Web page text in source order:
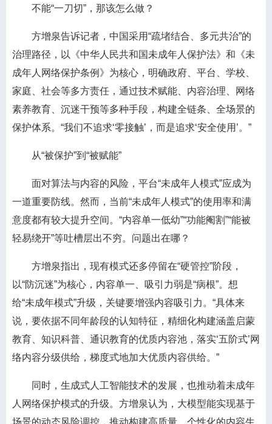
不能“一刀切”，那该怎么做？
方增泉告诉记者，中国采用“疏堵结合、多元共治”的
治理路径，以《中华人民共和国未成年人保护法》和《未
成年人网络保护条例》为核心，明确政府、平台、学校、
家庭、社会等多方责任，通过技术赋能、内容治理、网络
素养教育、沉迷干预等多种手段，构建全链条、全场景的
保护体系。“我们不追求‘零接触’，而是追求‘安全使用’。”
从“被保护”到“被赋能”
面对算法与内容的风险，平台“未成年人模式”应成为
一道重要防线。然而，当前“未成年人模式”的使用率和满
意度都有较大提升空间。“内容单一低幼”“功能阉割”“能被
轻易绕开”等吐槽层出不穷。问题出在哪？
方增泉指出，现有模式还多停留在“硬管控”阶段，
以“防沉迷”为核心，内容单一、吸引力弱是“病根”。想
给“未成年模式”升级，关键要增强内容吸引力。“具体来
说，要依据不同年龄段的认知特征，精细化构建涵盖启蒙
教育、知识科普、通识教育的优质内容池，落实‘五阶式’网
络内容分级供给，梯度式地加大优质内容供给。”
同时，生成式人工智能技术的发展，也推动着未成年
人网络保护模式的升级。方增泉认为，大模型能实现基于
场景的动态风险调控，推动构建高质量、个性化的内容生